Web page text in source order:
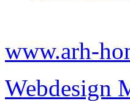
www.arh-
Webdesign